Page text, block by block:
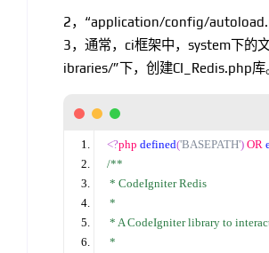
2，“application/config/
3，通常，ci框架中，system下的
ibraries/”下，创建CI_Redis.php库
<?php defined('BASEPATH') OR
/**
* CodeIgniter Redis
*
* A CodeIgniter library to
*